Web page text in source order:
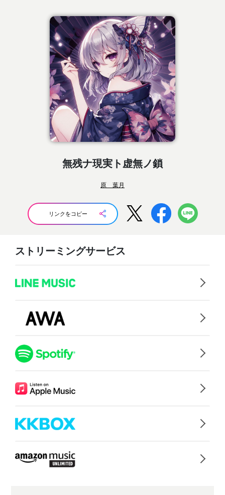
無残ナ現実ト虚無ノ鎖
原 葉月
リンクをコピー
ストリーミングサービス